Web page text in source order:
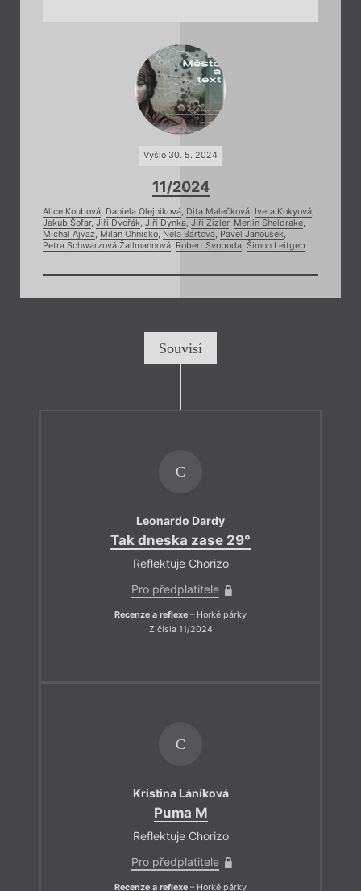
Vyšlo 30. 5. 2024
11/2024
Alice Koubová, Daniela Olejniková, Dita Malečková, Iveta Kokyová,
Jakub Šofar, Jiří Dvořák, Jiří Dynka, Jiří Zizler, Merlin Sheldrake,
Michal Ajvaz, Milan Ohnisko, Nela Bártová, Pavel Janoušek,
Petra Schwarzová Žallmannová, Robert Svoboda, Šimon Leitgeb
Souvisí
C
Leonardo Dardy
Tak dneska zase 29°
Reflektuje Chorizo
Pro předplatitele
Recenze a reflexe – Horké párky
Z čísla 11/2024
C
Kristina Láníková
Puma M
Reflektuje Chorizo
Pro předplatitele
Recenze a reflexe – Horké párky